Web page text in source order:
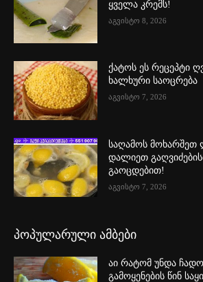
ყველა კრემს!
აგვისტო 8, 2026
ქატოს ეს რეცეპტი
ხალხური საოცრება
აგვისტო 7, 2026
საღამოს მოხარშეთ
დალიეთ
გაოცდებით!
აგვისტო 7, 2026
პოპულარული ამბები
აი რატომ უნდა
გამოყენების წინ